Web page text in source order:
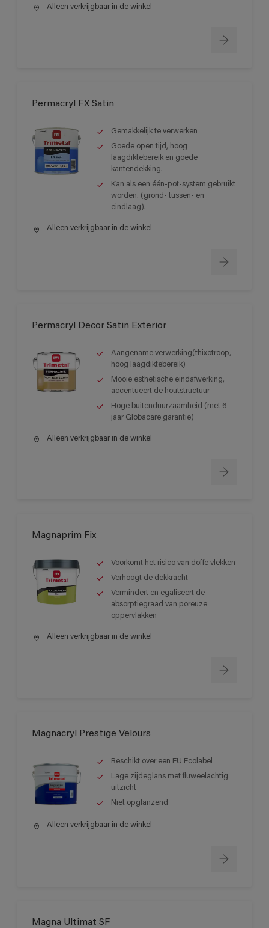
Alleen verkrijgbaar in de winkel
Permacryl FX Satin
Gemakkelijk te verwerken
Goede open tijd, hoog
laagdiktebereik en goede
kantendekking.
Kan als een één-pot-system gebruikt
worden. (grond- tussen- en
eindlaag).
Alleen verkrijgbaar in de winkel
Permacryl Decor Satin Exterior
Aangename verwerking(thixotroop,
hoog laagdiktebereik)
Mooie esthetische eindafwerking,
accentueert de houtstructuur
Hoge buitenduurzaamheid (met 6
jaar Globacare garantie)
Alleen verkrijgbaar in de winkel
Magnaprim Fix
Voorkomt het risico van doffe vlekken
Verhoogt de dekkracht
Vermindert en egaliseert de
absorptiegraad van poreuze
oppervlakken
Alleen verkrijgbaar in de winkel
Magnacryl Prestige Velours
Beschikt over een EU Ecolabel
Lage zijdeglans met fluweelachtig
uitzicht
Niet opglanzend
Alleen verkrijgbaar in de winkel
Magna Ultimat SF